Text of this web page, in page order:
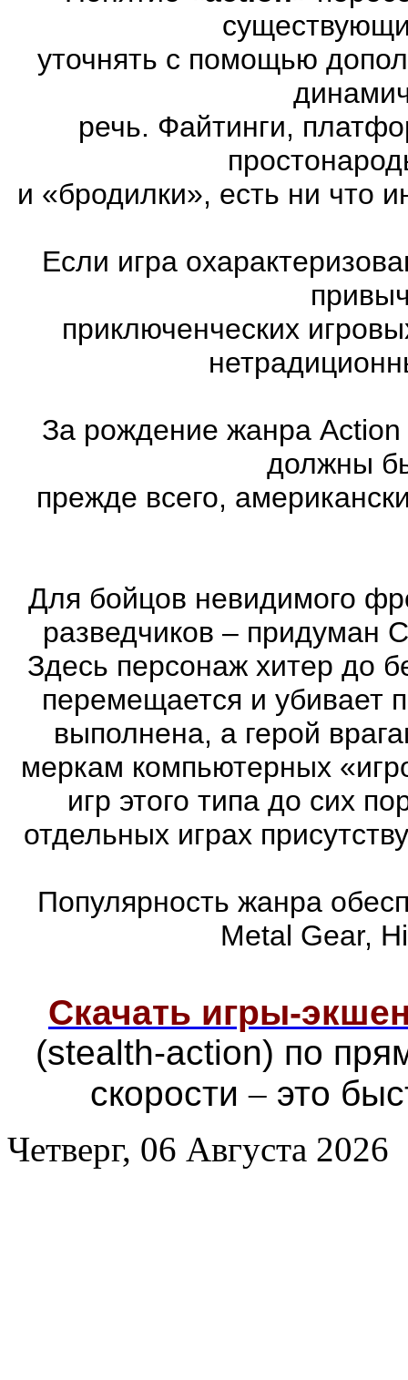
уточнять с помощью
речь. Файтинги,
и «бродилки», есть ни что
Если игра
приключенческих
За рождение жанра
должны
прежде всего,
Для бойцов невидимого
разведчиков – придуман
Здесь персонаж хитер до
перемещается и убивает
выполнена, а герой
меркам компьютерных
игр этого типа до сих
отдельных играх
Популярность жанра
Metal Gear,
Скачать игры-
(stealth-action) по
скорости– это
Четверг, 06 Августа 2026